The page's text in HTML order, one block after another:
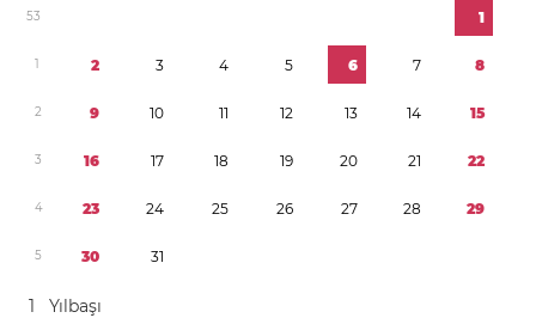
53 1
1 2 3 4 5 6 7 8
2 9 10 11 12 13 14 15
3 16 17 18 19 20 21 22
4 23 24 25 26 27 28 29
5 30 31
1
Yılbaşı